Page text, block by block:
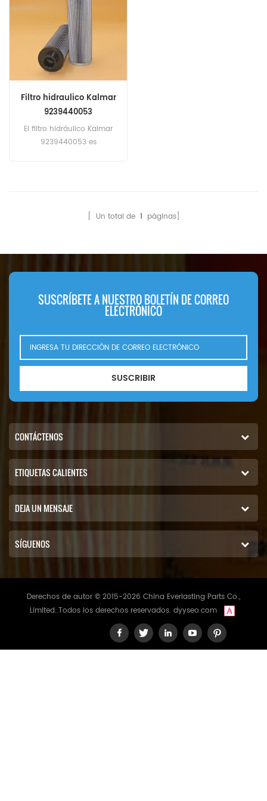
Elemento.
Filtro hidraulico Kalmar
9239440053
El filtro hidráulico Kalmar
9239440053 es
Marca: Kalmar[ Un total de 1 páginas]
SUSCRÍBETE A NUESTRO BOLETÍN DE CORREO
ELECTRÓNICO
SUSCRIBIR
CONTÁCTENOS
ETIQUETAS CALIENTES
DEJA UN MENSAJE
SÍGUENOS
Derechos de autor © 2015-2026 China Everlasting Parts Co.,
Limited..Todos los derechos reservados. dyyseo.com